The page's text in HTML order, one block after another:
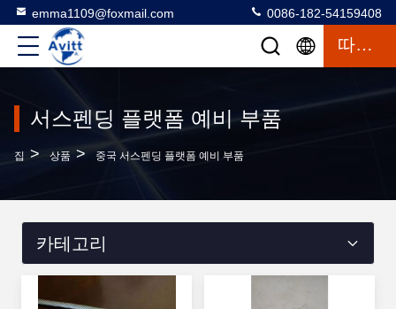
emma1109@foxmail.com 0086-182-54159408
따옴표
서스펜딩 플랫폼 예비 부품
집 > 상품 > 중국 서스펜딩 플랫폼 예비 부품
카테고리